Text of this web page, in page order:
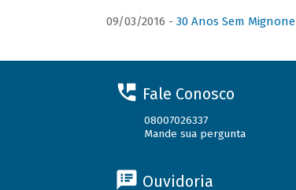
09/03/2016 - 30 Anos Sem Mignone
Fale Conosco
08007026337
Mande sua pergunta
Ouvidoria